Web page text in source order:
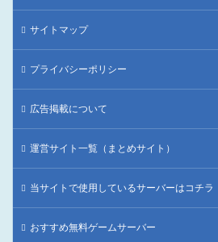
サイトマップ
プライバシーポリシー
広告掲載について
運営サイト一覧（まとめサイト）
当サイトで使用しているサーバーはコチラ
おすすめ無料ゲームサーバー